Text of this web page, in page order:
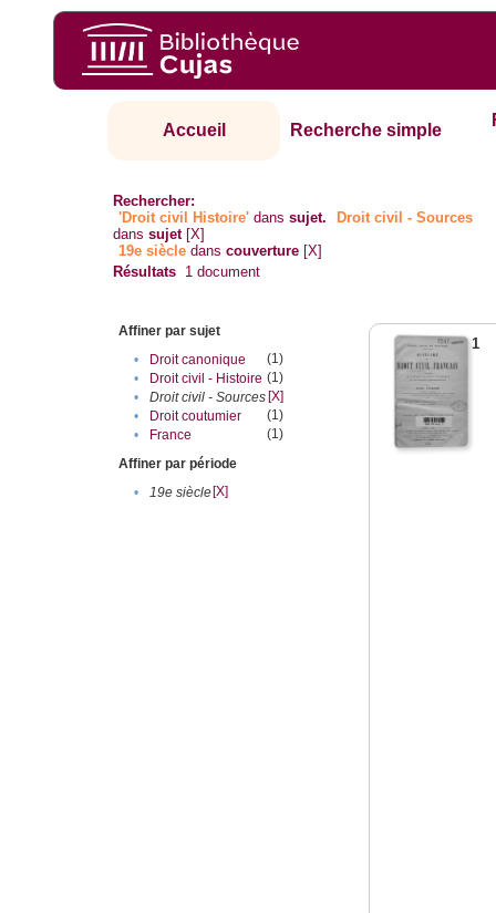
Accueil Recherche simple
Rechercher:
'Droit civil Histoire' danssujet.
Droit civil - Sources
danssujet [X]
19e siècle danscouverture [X]
Résultats 1 document
Affiner par sujet
•
Droit canonique
(1)
•
Droit civil - Histoire (1)
•
Droit civil - Sources [X]
•
Droit coutumier
(1)
•
France
(1)
Affiner par période
•
19e siècle[X]
1